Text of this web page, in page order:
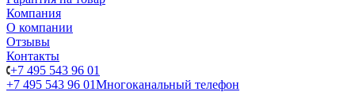
Компания
О компании
Отзывы
Контакты
+7 495 543 96 01
+7 495 543 96 01Многоканальный телефон